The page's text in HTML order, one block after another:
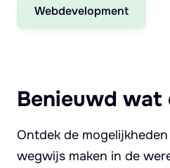
Webdevelopment
Benieuwd wat
Ontdek de
wegwijs maken in de